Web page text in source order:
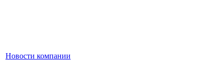
Новости компании